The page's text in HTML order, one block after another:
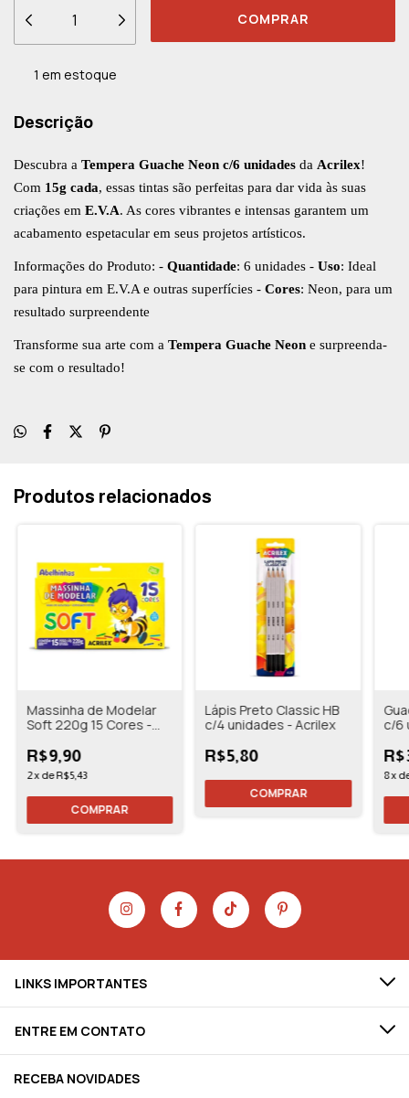
1 em estoque
Descrição
Descubra a Tempera Guache Neon c/6 unidades da Acrilex!
Com 15g cada, essas tintas são perfeitas para dar vida às suas
criações em E.V.A. As cores vibrantes e intensas garantem um
acabamento espetacular em seus projetos artísticos.
Informações do Produto: - Quantidade: 6 unidades - Uso: Ideal
para pintura em E.V.A e outras superfícies - Cores: Neon, para um
resultado surpreendente
Transforme sua arte com a Tempera Guache Neon e surpreenda-
se com o resultado!
Produtos relacionados
Massinha de Modelar
Soft 220g 15 Cores -
R$9,90
2x deR$5,43
Lápis Preto Classic HB
c/4 unidades - Acrilex
R$5,80
c/6
8x
LINKS IMPORTANTES
ENTRE EM CONTATO
RECEBA NOVIDADES